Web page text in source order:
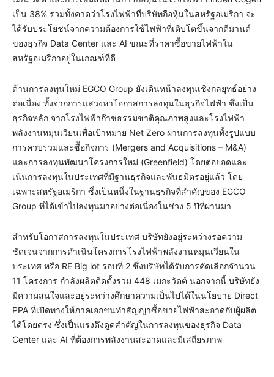
เป็น 38% รวมทั้งคาดว่าโรงไฟฟ้าที่บริษัทถือหุ้นในสหรัฐอเมริกา จะ
ได้รับประโยชน์จากความต้องการใช้ไฟฟ้าที่เติบโตขึ้นจากดีมานด์
ของธุรกิจ Data Center และ AI ขณะที่ราคาซื้อขายไฟฟ้าใน
สหรัฐอเมริกาอยู่ในเกณฑ์ที่ดี
ด้านการลงทุนใหม่ EGCO Group ยังเดินหน้าลงทุนเชิงกลยุทธ์อย่าง
ต่อเนื่อง ทั้งจากการแสวงหาโอกาสการลงทุนในธุรกิจไฟฟ้า ซึ่งเป็น
ธุรกิจหลัก จากโรงไฟฟ้าก๊าซธรรมชาติคุณภาพสูงและโรงไฟฟ้า
พลังงานหมุนเวียนเพื่อเป้าหมาย Net Zero ผ่านการลงทุนทั้งรูปแบบ
การควบรวมและซื้อกิจการ (Mergers and Acquisitions – M&A)
และการลงทุนพัฒนาโครงการใหม่ (Greenfield) โดยต่อยอดและ
เน้นการลงทุนในประเทศที่มีฐานธุรกิจและพันธมิตรอยู่แล้ว โดย
เฉพาะสหรัฐอเมริกา ซึ่งเป็นหนึ่งในฐานธุรกิจที่สำคัญของ EGCO
Group ที่ได้เข้าไปลงทุนมาอย่างต่อเนื่องในช่วง 5 ปีที่ผ่านมา
สำหรับโอกาสการลงทุนในประเทศ บริษัทยังอยู่ระหว่างรอความ
ชัดเจนจากการดำเนินโครงการโรงไฟฟ้าพลังงานหมุนเวียนใน
ประเทศ หรือ RE Big lot รอบที่ 2 ซึ่งบริษัทได้รับการคัดเลือกจำนวน
11 โครงการ กำลังผลิตติดตั้งรวม 448 เมกะวัตต์ นอกจากนี้ บริษัทยัง
มีความสนใจและอยู่ระหว่างศึกษาความเป็นไปได้ในนโยบาย Direct
PPA ที่เปิดทางให้ภาคเอกชนทำสัญญาซื้อขายไฟฟ้าสะอาดกับผู้ผลิต
ได้โดยตรง ซึ่งเป็นแรงดึงดูดสำคัญในการลงทุนของธุรกิจ Data
Center และ AI ที่ต้องการพลังงานสะอาดและมีเสถียรภาพ